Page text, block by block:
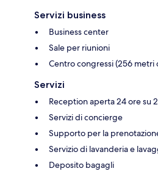
Servizi business
Business center
Sale per riunioni
Centro congressi (256 metri
Servizi
Reception aperta 24 ore su
Servizi di concierge
Supporto per la
Servizio di lavanderia e
Deposito bagagli